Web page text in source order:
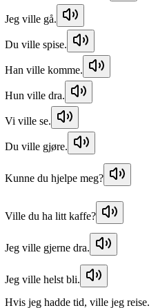
Jeg ville gå.
Du ville spise.
Han ville komme.
Hun ville dra.
Vi ville se.
Du ville gjøre.
Kunne du hjelpe meg?
Ville du ha litt kaffe?
Jeg ville gjerne dra.
Jeg ville helst bli.
Hvis jeg hadde tid, ville jeg reise.